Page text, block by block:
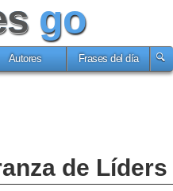
go
Autores Frases del día
de Líders